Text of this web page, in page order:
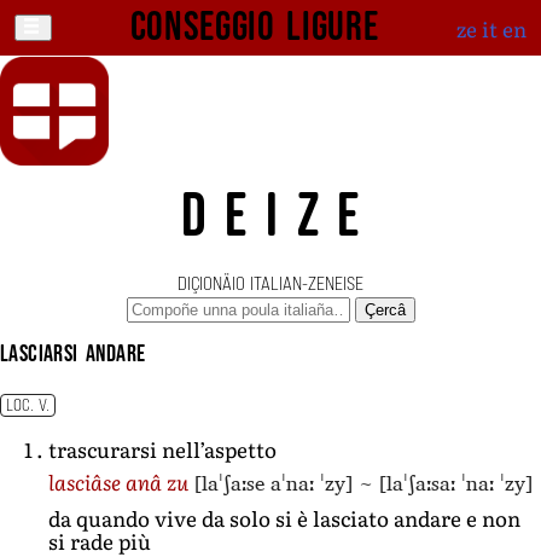
Conseggio ligure ze iten
DEIZE
DIÇIONÄIO ITALIAN-ZENEISE
Çercâ
lasciarsi andare
LOC. V.
trascurarsi nell’aspetto
lasciâse anâ zu [laˈʃaːse aˈnaː ˈzy] ~ [laˈʃaːsaː ˈnaː ˈzy]
da quando vive da solo si è lasciato andare e non
si rade più